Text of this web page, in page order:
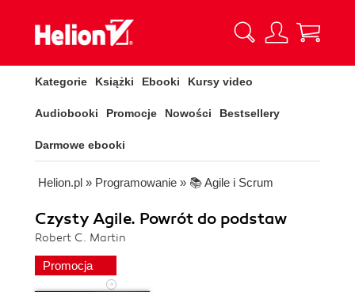
Kategorie Książki Ebooki Kursy video
Audiobooki Promocje Nowości Bestsellery
Darmowe ebooki
Helion.pl » Programowanie » 📚 Agile i Scrum
Czysty Agile. Powrót do podstaw
Robert C. Martin
Promocja